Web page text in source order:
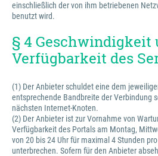
einschließlich der von ihm betriebenen
benutzt wird.
§ 4 Geschwindigkeit
Verfügbarkeit des
(1) Der Anbieter schuldet eine dem
entsprechende Bandbreite der Verbindung
nächsten Internet-Knoten.
(2) Der Anbieter ist zur Vornahme von
Verfügbarkeit des Portals am Montag,
von 20 bis 24 Uhr für maximal 4 Stunden
unterbrechen. Sofern für den Anbieter